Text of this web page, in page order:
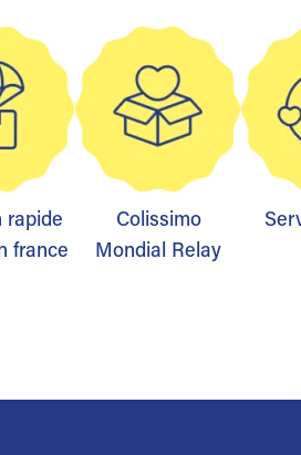
rapide
france
Colissimo
Mondial Relay